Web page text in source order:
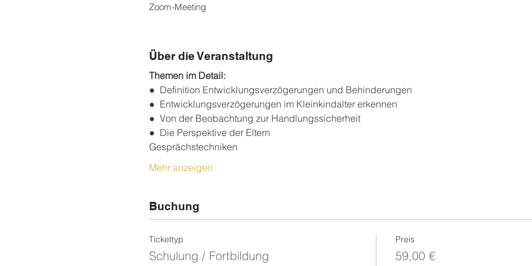
Zoom-Meeting
Über die Veranstaltung
Themen im Detail:
●  Definition Entwicklungsverzögerungen und Behinderungen
●  Entwicklungsverzögerungen im Kleinkindalter erkennen
●  Von der Beobachtung zur Handlungssicherheit
●  Die Perspektive der Eltern
Gesprächstechniken
Mehr anzeigen
Buchung
Tickettyp
Schulung / Fortbildung
Preis
59,00 €